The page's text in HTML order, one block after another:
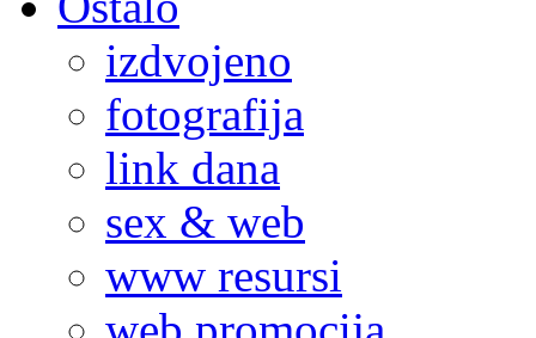
izdvojeno
fotografija
link dana
sex & web
www resursi